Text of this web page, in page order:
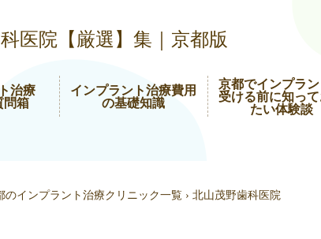
医院【厳選】集｜京都版
治療
問箱
インプラント治療費用
の基礎知識
京都でインプラ
受ける前に知っ
たい体験談
のインプラント治療クリニック一覧 › 北山茂野歯科医院